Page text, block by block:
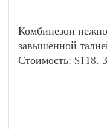
Комбинезон
завышенной
Стоимость: $118.